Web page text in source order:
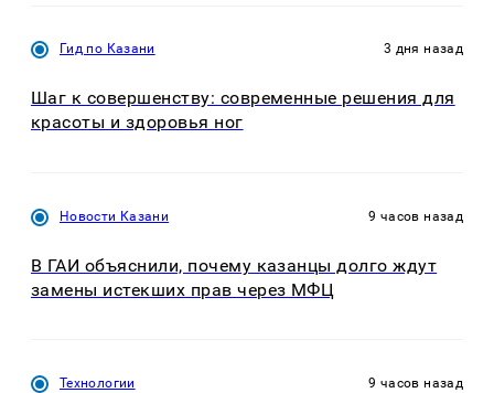
Гид по Казани 3 дня назад
Шаг к совершенству: современные решения для
красоты и здоровья ног
Новости Казани 9 часов назад
В ГАИ объяснили, почему казанцы долго ждут
замены истекших прав через МФЦ
Технологии 9 часов назад